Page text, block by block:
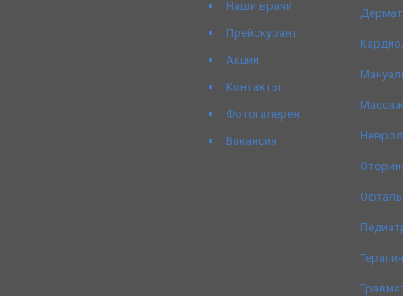
Наши врачи
Прейскурант
Акции
Контакты
Фотогалерея
Вакансия